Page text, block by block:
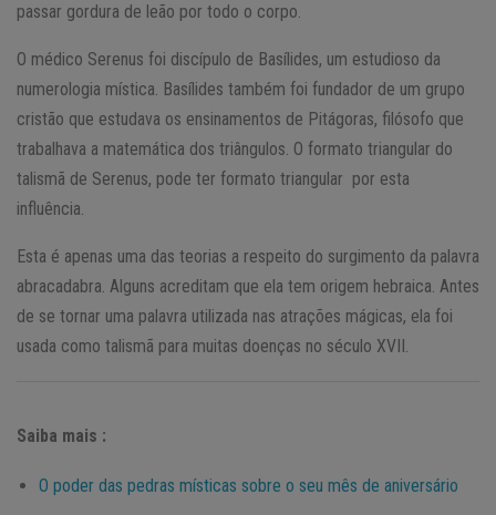
passar gordura de leão por todo o corpo.
O médico Serenus foi discípulo de Basílides, um estudioso da
numerologia mística. Basílides também foi fundador de um grupo
cristão que estudava os ensinamentos de Pitágoras, filósofo que
trabalhava a matemática dos triângulos. O formato triangular do
talismã de Serenus, pode ter formato triangular por esta
influência.
Esta é apenas uma das teorias a respeito do surgimento da palavra
abracadabra. Alguns acreditam que ela tem origem hebraica. Antes
de se tornar uma palavra utilizada nas atrações mágicas, ela foi
usada como talismã para muitas doenças no século XVII.
Saiba mais :
O poder das pedras místicas sobre o seu mês de aniversário